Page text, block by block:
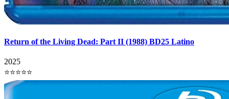
Return of the Living Dead: Part II (1988) BD25 Latino
2025
⭐⭐⭐⭐⭐